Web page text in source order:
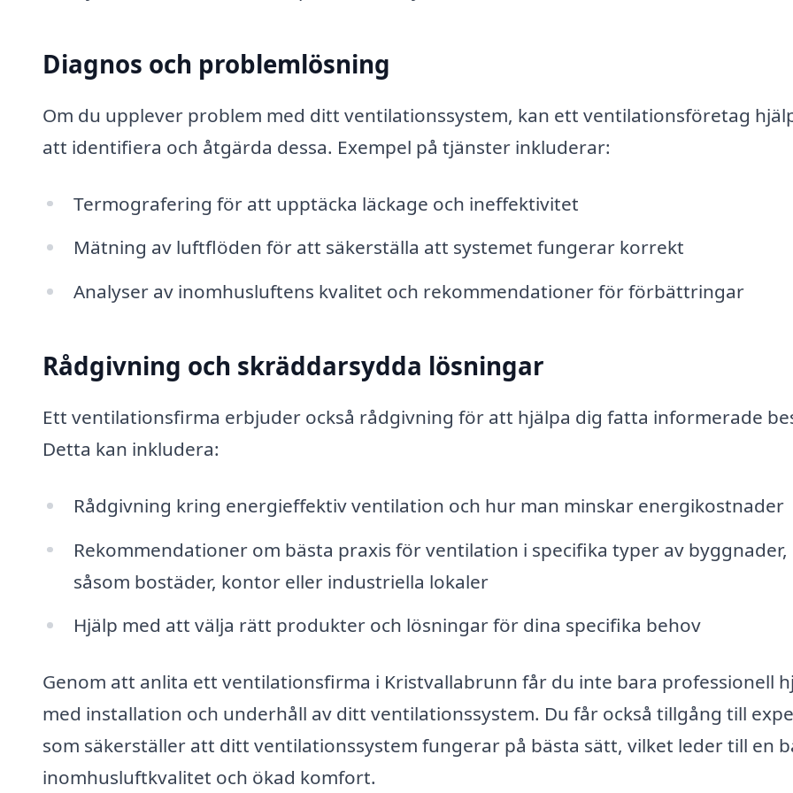
Diagnos och problemlösning
Om du upplever problem med ditt ventilationssystem, kan ett ventilationsföretag
att identifiera och åtgärda dessa. Exempel på tjänster inkluderar:
Termografering för att upptäcka läckage och ineffektivitet
Mätning av luftflöden för att säkerställa att systemet fungerar korrekt
Analyser av inomhusluftens kvalitet och rekommendationer för förbättringar
Rådgivning och skräddarsydda lösningar
Ett ventilationsfirma erbjuder också rådgivning för att hjälpa dig fatta informerade
Detta kan inkludera:
Rådgivning kring energieffektiv ventilation och hur man minskar energikostnader
Rekommendationer om bästa praxis för ventilation i specifika typer av byggnader,
såsom bostäder, kontor eller industriella lokaler
Hjälp med att välja rätt produkter och lösningar för dina specifika behov
Genom att anlita ett ventilationsfirma i Kristvallabrunn får du inte bara professionell
med installation och underhåll av ditt ventilationssystem. Du får också tillgång till
som säkerställer att ditt ventilationssystem fungerar på bästa sätt, vilket leder till en
inomhusluftkvalitet och ökad komfort.